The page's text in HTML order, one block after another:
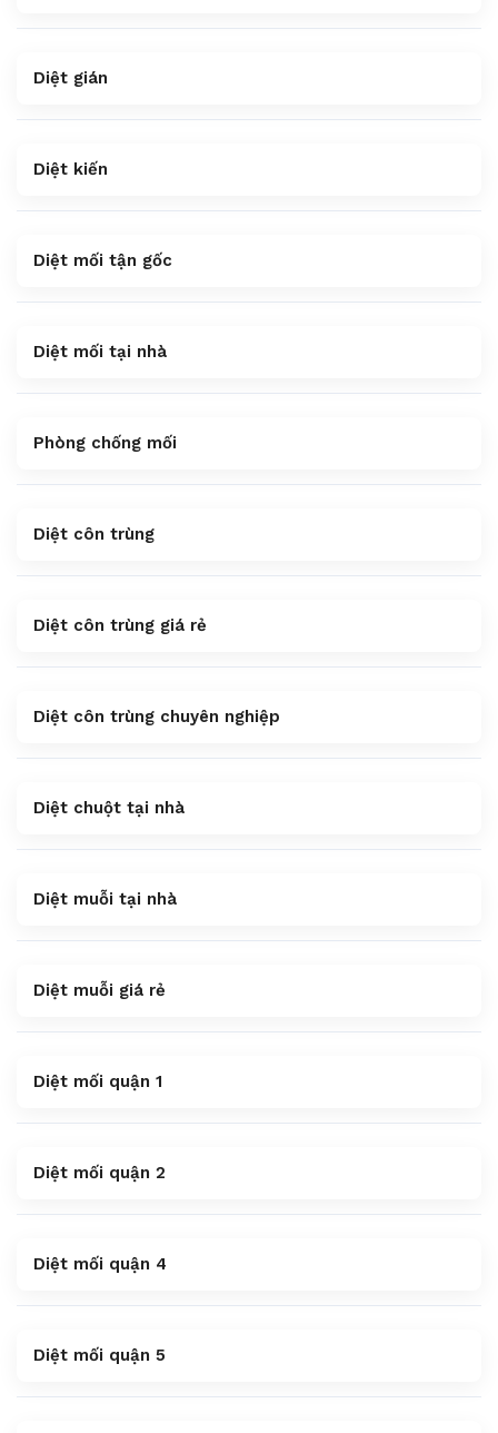
Diệt gián
Diệt kiến
Diệt mối tận gốc
Diệt mối tại nhà
Phòng chống mối
Diệt côn trùng
Diệt côn trùng giá rẻ
Diệt côn trùng chuyên nghiệp
Diệt chuột tại nhà
Diệt muỗi tại nhà
Diệt muỗi giá rẻ
Diệt mối quận 1
Diệt mối quận 2
Diệt mối quận 4
Diệt mối quận 5